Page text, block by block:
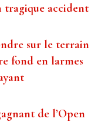
tragique accident
sur le terrain
fond en larmes
de l’Open